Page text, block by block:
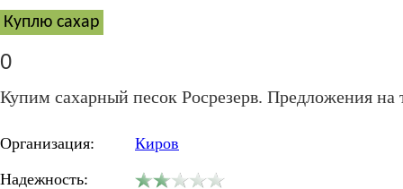
Куплю cахар
0
Купим сахарный песок Росрезерв. Предложения на
Организация:
Киров
Надежность: